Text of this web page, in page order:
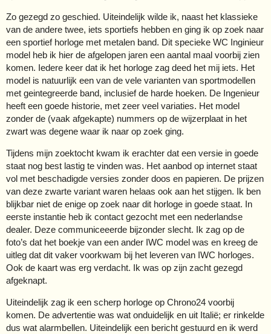
Zo gezegd zo geschied. Uiteindelijk wilde ik, naast het klassieke
van de andere twee, iets sportiefs hebben en ging ik op zoek naar
een sportief horloge met metalen band. Dit specieke WC Inginieur
model heb ik hier de afgelopen jaren een aantal maal voorbij zien
komen. Iedere keer dat ik het horloge zag deed het mij iets. Het
model is natuurlijk een van de vele varianten van sportmodellen
met geintegreerde band, inclusief de harde hoeken. De Ingenieur
heeft een goede historie, met zeer veel variaties. Het model
zonder de (vaak afgekapte) nummers op de wijzerplaat in het
zwart was degene waar ik naar op zoek ging.
Tijdens mijn zoektocht kwam ik erachter dat een versie in goede
staat nog best lastig te vinden was. Het aanbod op internet staat
vol met beschadigde versies zonder doos en papieren. De prijzen
van deze zwarte variant waren helaas ook aan het stijgen. Ik ben
blijkbar niet de enige op zoek naar dit horloge in goede staat. In
eerste instantie heb ik contact gezocht met een nederlandse
dealer. Deze communiceeerde bijzonder slecht. Ik zag op de
foto’s dat het boekje van een ander IWC model was en kreeg de
uitleg dat dit vaker voorkwam bij het leveren van IWC horloges.
Ook de kaart was erg verdacht. Ik was op zijn zacht gezegd
afgeknapt.
Uiteindelijk zag ik een scherp horloge op Chrono24 voorbij
komen. De advertentie was wat onduidelijk en uit Italië; er rinkelde
dus wat alarmbellen. Uiteindelijk een bericht gestuurd en ik werd